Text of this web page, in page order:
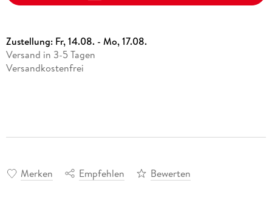
Zustellung: Fr, 14.08. - Mo, 17.08.
Versand in 3-5 Tagen
Versandkostenfrei
Merken Empfehlen Bewerten